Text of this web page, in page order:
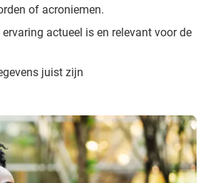
of acroniemen.
actueel is en relevant voor de
juist zijn